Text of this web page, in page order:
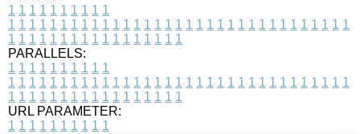
1 1 1 1 1 1 1 1 1 1
1 1 1 1 1 1 1 1 1 1 1 1 1 1 1 1 1 1 1 1 1 1 1 1 1 1 1 1 1 1 1 1 1
1 1 1 1 1 1 1 1 1 1 1 1 1 1 1 1 1
PARALLELS:
1 1 1 1 1 1 1 1 1 1
1 1 1 1 1 1 1 1 1 1 1 1 1 1 1 1 1 1 1 1 1 1 1 1 1 1 1 1 1 1 1 1 1
1 1 1 1 1 1 1 1 1 1 1 1 1 1 1 1 1
URL PARAMETER:
1 1 1 1 1 1 1 1 1 1